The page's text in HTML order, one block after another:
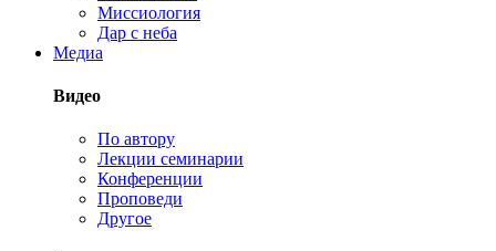
Миссиология
Дар с неба
Медиа
Видео
По автору
Лекции семинарии
Конференции
Проповеди
Другое